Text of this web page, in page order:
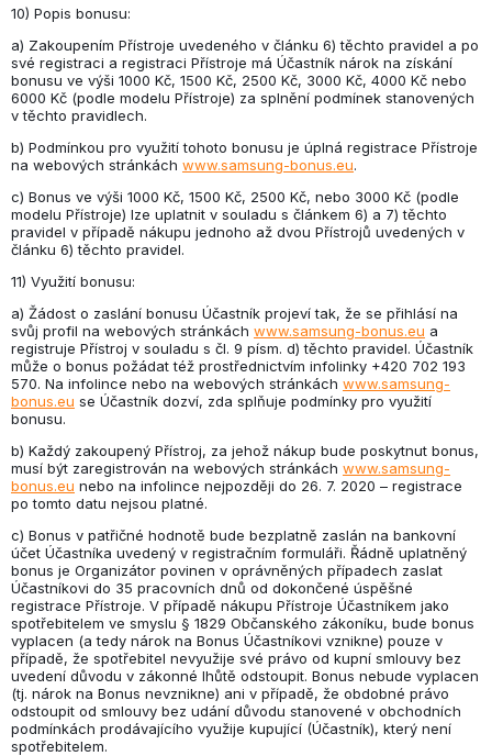
10) Popis bonusu:
a) Zakoupením Přístroje uvedeného v článku 6) těchto pravidel a po
své registraci a registraci Přístroje má Účastník nárok na získání
bonusu ve výši 1000 Kč, 1500 Kč, 2500 Kč, 3000 Kč, 4000 Kč nebo
6000 Kč (podle modelu Přístroje) za splnění podmínek stanovených
v těchto pravidlech.
b) Podmínkou pro využití tohoto bonusu je úplná registrace Přístroje
na webových stránkách www.samsung-bonus.eu.
c) Bonus ve výši 1000 Kč, 1500 Kč, 2500 Kč, nebo 3000 Kč (podle
modelu Přístroje) lze uplatnit v souladu s článkem 6) a 7) těchto
pravidel v případě nákupu jednoho až dvou Přístrojů uvedených v
článku 6) těchto pravidel.
11) Využití bonusu:
a) Žádost o zaslání bonusu Účastník projeví tak, že se přihlásí na
svůj profil na webových stránkách www.samsung-bonus.eu a
registruje Přístroj v souladu s čl. 9 písm. d) těchto pravidel. Účastník
může o bonus požádat též prostřednictvím infolinky +420 702 193
570. Na infolince nebo na webových stránkách www.samsung-
bonus.eu se Účastník dozví, zda splňuje podmínky pro využití
bonusu.
b) Každý zakoupený Přístroj, za jehož nákup bude poskytnut bonus,
musí být zaregistrován na webových stránkách www.samsung-
bonus.eu nebo na infolince nejpozději do 26. 7. 2020 – registrace
po tomto datu nejsou platné.
c) Bonus v patřičné hodnotě bude bezplatně zaslán na bankovní
účet Účastníka uvedený v registračním formuláři. Řádně uplatněný
bonus je Organizátor povinen v oprávněných případech zaslat
Účastníkovi do 35 pracovních dnů od dokončené úspěšné
registrace Přístroje. V případě nákupu Přístroje Účastníkem jako
spotřebitelem ve smyslu § 1829 Občanského zákoníku, bude bonus
vyplacen (a tedy nárok na Bonus Účastníkovi vznikne) pouze v
případě, že spotřebitel nevyužije své právo od kupní smlouvy bez
uvedení důvodu v zákonné lhůtě odstoupit. Bonus nebude vyplacen
(tj. nárok na Bonus nevznikne) ani v případě, že obdobné právo
odstoupit od smlouvy bez udání důvodu stanovené v obchodních
podmínkách prodávajícího využije kupující (Účastník), který není
spotřebitelem.